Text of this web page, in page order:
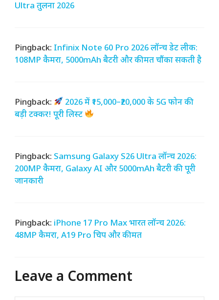
Ultra तुलना 2026
Pingback: Infinix Note 60 Pro 2026 लॉन्च डेट लीक:
108MP कैमरा, 5000mAh बैटरी और कीमत चौंका सकती है
Pingback:
2026 में ₹15,000–₹20,000 के 5G फोन की
बड़ी टक्कर! पूरी लिस्ट
Pingback: Samsung Galaxy S26 Ultra लॉन्च 2026:
200MP कैमरा, Galaxy AI और 5000mAh बैटरी की पूरी
जानकारी
Pingback: iPhone 17 Pro Max भारत लॉन्च 2026:
48MP कैमरा, A19 Pro चिप और कीमत
Leave a Comment